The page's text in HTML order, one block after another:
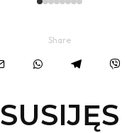
Share
SUSIJĘS